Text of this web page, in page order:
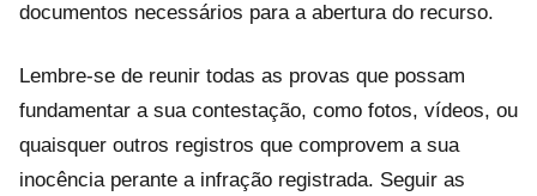
documentos necessários para a abertura do recurso.
Lembre-se de reunir todas as provas que possam
fundamentar a sua contestação, como fotos, vídeos, ou
quaisquer outros registros que comprovem a sua
inocência perante a infração registrada. Seguir as